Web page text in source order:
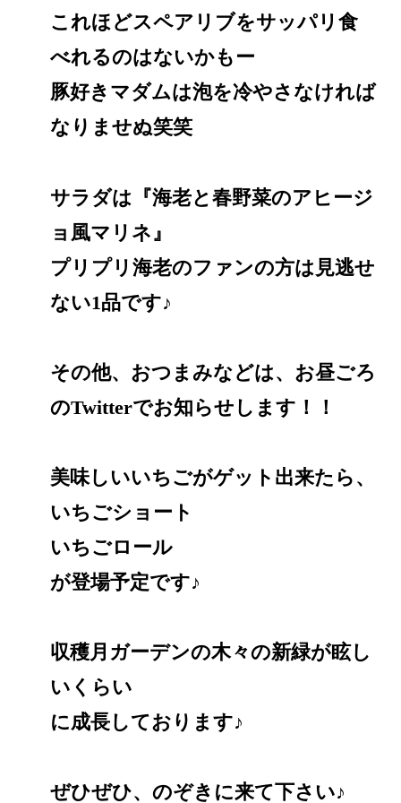
これほどスペアリブをサッパリ食
べれるのはないかもー
豚好きマダムは泡を冷やさなければ
なりませぬ笑笑
サラダは『海老と春野菜のアヒージ
ョ風マリネ』
プリプリ海老のファンの方は見逃せ
ない1品です♪
その他、おつまみなどは、お昼ごろ
のTwitterでお知らせします！！
美味しいいちごがゲット出来たら、
いちごショート
いちごロール
が登場予定です♪
収穫月ガーデンの木々の新緑が眩し
いくらい
に成長しております♪
ぜひぜひ、のぞきに来て下さい♪